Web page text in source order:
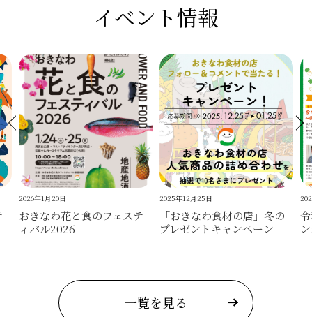
イベント情報
2025年12月25日
「おきなわ食材の店」冬の
プレゼントキャンペーン
2025年10月14日
令和7年度沖縄県地産地消シ
ンポジウムのご案内
一覧を見る